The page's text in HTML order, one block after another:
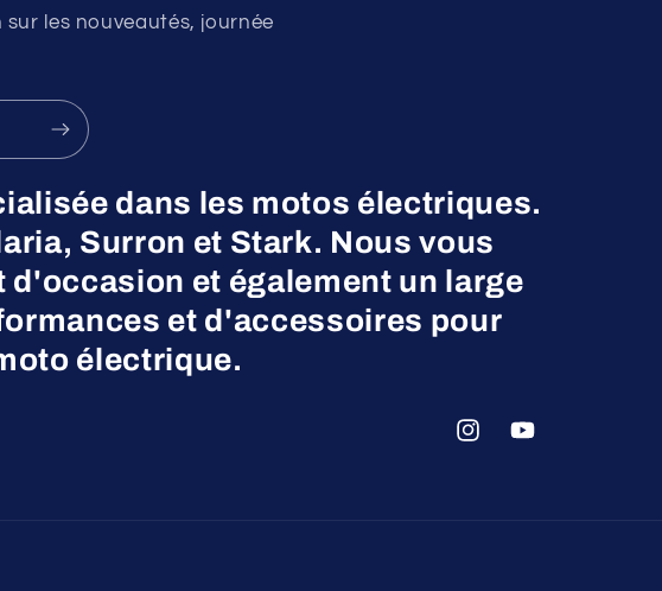
les nouveautés, journée
dans les motos électriques.
Surron et Stark. Nous vous
et également un large
et d'accessoires pour
électrique.
InstagramYouTube